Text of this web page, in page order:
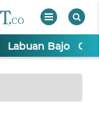
Labuan Bajo